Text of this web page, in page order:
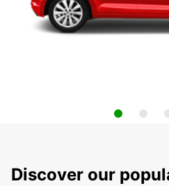
Discover our